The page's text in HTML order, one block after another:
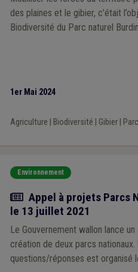
des plaines et le gibier, c’était
Biodiversité du Parc naturel
1er Mai 2024
Agriculture Biodiversité Gibier|
Environnement
Actualité
Appel à projets Parcs
le 13 juillet 2021
Le Gouvernement wallon lance
création de deux parcs nationaux.
questions/réponses est organisé